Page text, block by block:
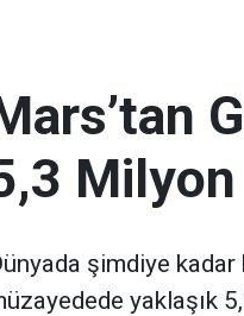
Milyon
şimdiye
yaklaşık